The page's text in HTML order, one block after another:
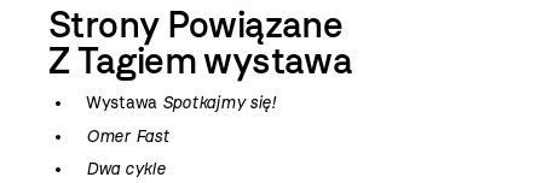
Strony Powiązane
Z Tagiemwystawa
Wystawa Spotkajmy się!
Omer Fast
Dwa cykle